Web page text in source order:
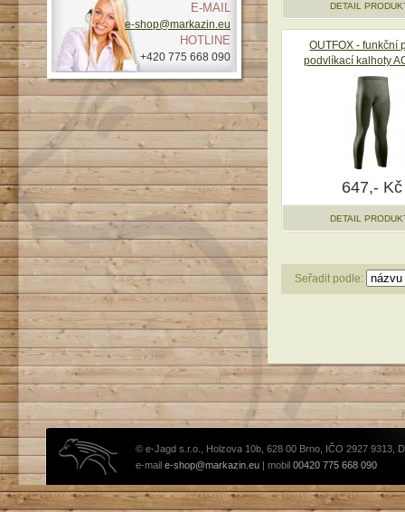
DETAIL
OUTFOX - funkční
podvlíkací kalhoty
LIGHT
647,- Kč
DETAIL
Seřadit podle:
E-MAIL
e-shop@markazin.eu
HOTLINE
+420 775 668 090
© e-Jagd s.r.o., Holzova 10b, 628 00 Brno, IČO 2927 9313,
e-mail e-shop@markazin.eu | mobil 00420 775 668 090